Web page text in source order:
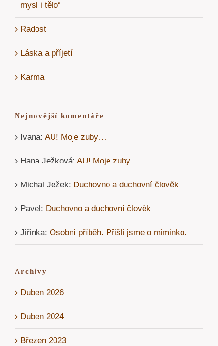
mysl i tělo“
Radost
Láska a příjetí
Karma
Nejnovější komentáře
Ivana: AU! Moje zuby…
Hana Ježková: AU! Moje zuby…
Michal Ježek: Duchovno a duchovní člověk
Pavel : Duchovno a duchovní člověk
Jiřinka: Osobní příběh. Přišli jsme o miminko.
Archivy
Duben 2026
Duben 2024
Březen 2023